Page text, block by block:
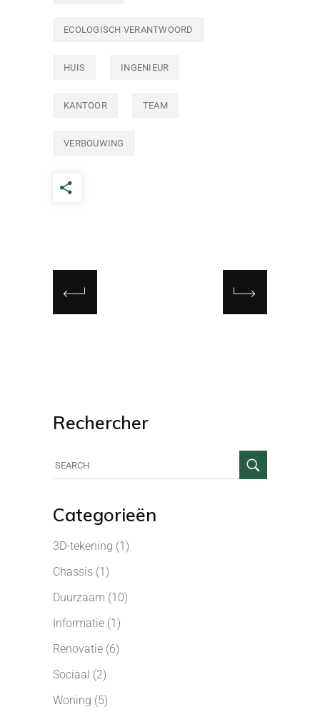
ECOLOGISCH VERANTWOORD
HUIS INGENIEUR
KANTOOR TEAM
VERBOUWING
Rechercher
Categorieën
3D-tekening (1)
Chassis (1)
Duurzaam (10)
Informatie (1)
Renovatie (6)
Sociaal (2)
Woning (5)